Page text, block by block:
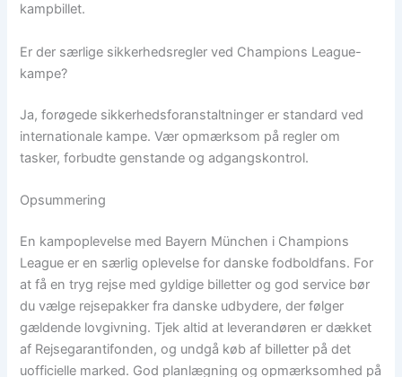
kampbillet.
Er der særlige sikkerhedsregler ved Champions League-
kampe?
Ja, forøgede sikkerhedsforanstaltninger er standard ved
internationale kampe. Vær opmærksom på regler om
tasker, forbudte genstande og adgangskontrol.
Opsummering
En kampoplevelse med Bayern München i Champions
League er en særlig oplevelse for danske fodboldfans. For
at få en tryg rejse med gyldige billetter og god service bør
du vælge rejsepakker fra danske udbydere, der følger
gældende lovgivning. Tjek altid at leverandøren er dækket
af Rejsegarantifonden, og undgå køb af billetter på det
uofficielle marked. God planlægning og opmærksomhed på